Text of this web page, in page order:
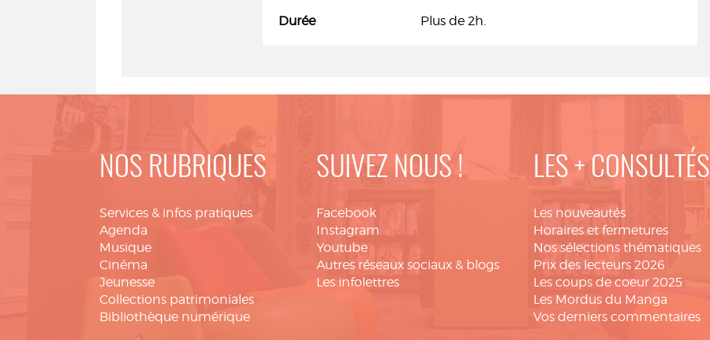
Durée Plus de 2h.
NOS RUBRIQUES
Services & infos pratiques
Agenda
Musique
Cinéma
Jeunesse
Collections patrimoniales
Bibliothèque numérique
SUIVEZ NOUS !
Facebook
Instagram
Youtube
Autres réseaux sociaux & blogs
Les infolettres
LES + CONSULTÉS
Les nouveautés
Horaires et fermetures
Nos sélections thématiques
Prix des lecteurs 2026
Les coups de coeur 2025
Les Mordus du Manga
Vos derniers commentaires